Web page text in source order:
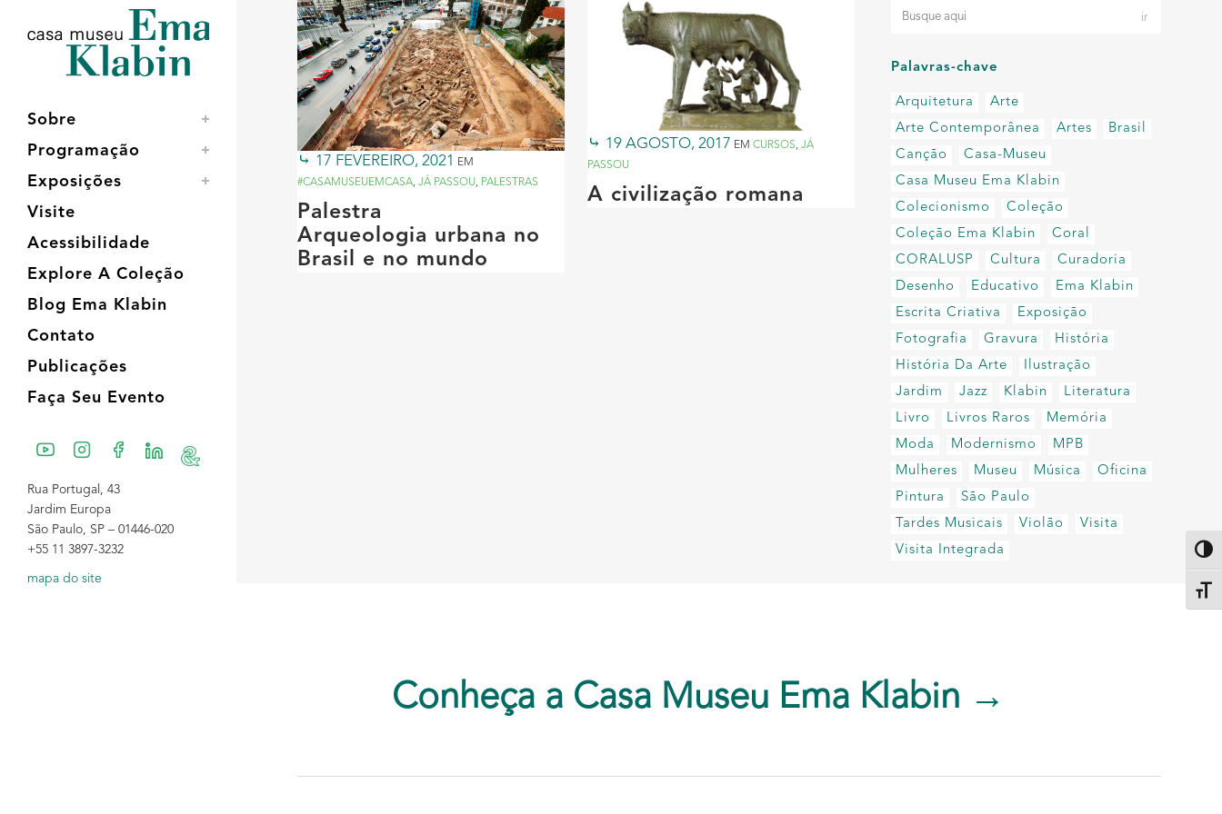
conteúdo
navegação
Sobre
Programação
Exposições
Visite
Acessibilidade
Explore A Coleção
Blog Ema Klabin
Contato
Publicações
Faça Seu Evento
Rua Portugal, 43
Jardim Europa
São Paulo, SP – 01446-020
+55 11 3897-3232
mapa do site
17 FEVEREIRO, 2021
EM
#CASAMUSEUEMCASA, JÁ PASSOU, PALESTRAS
Palestra
Arqueologia urbana no
Brasil e no mundo
19 AGOSTO, 2017 EM CURSOS, JÁ
PASSOU
A civilização romana
Palavras-chave
Arquitetura
Arte
Arte Contemporânea
Artes
Brasil
Canção
Casa-Museu
Casa Museu Ema Klabin
Colecionismo
Coleção
Coleção Ema Klabin
Coral
CORALUSP
Cultura
Curadoria
Desenho
Educativo
Ema Klabin
Escrita Criativa
Exposição
Fotografia
Gravura
História
História Da Arte
Ilustração
Jardim
Jazz Klabin
Literatura
Livro
Livros Raros
Memória
Moda
Modernismo
MPB
Mulheres
Museu Música
Oficina
Pintura
São Paulo
Tardes Musicais
Violão
Visita
Visita Integrada
Conheça a Casa Museu Ema Klabin →